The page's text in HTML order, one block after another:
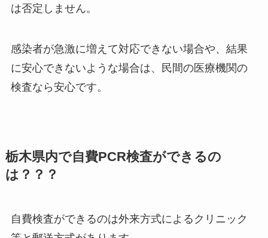
は否定しません。
感染者が急激に増えて対応できない場合や、結果
に安心できないような場合は、民間の医療機関の
検査なら安心です。
栃木県内で自費PCR検査ができるの
は？？？
自費検査ができるのは外来方式によるクリニック